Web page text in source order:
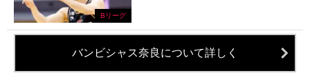
Bリーグ
バンビシャス奈良について詳しく